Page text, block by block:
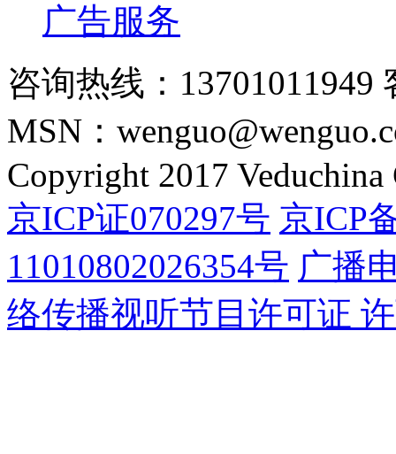
广告服务
咨询热线：13701011949
MSN：
Copyright 2017
京ICP证070297号 京ICP
11010802026354号 广播
络传播视听节目许可证